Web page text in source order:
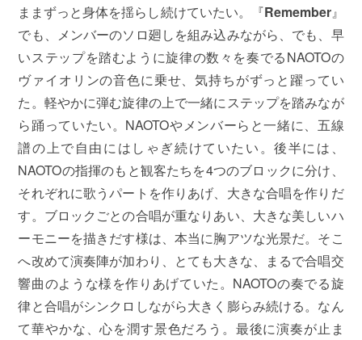
ままずっと身体を揺らし続けていたい。『Remember』
でも、メンバーのソロ廻しを組み込みながら、でも、早
いステップを踏むように旋律の数々を奏でるNAOTOの
ヴァイオリンの音色に乗せ、気持ちがずっと躍ってい
た。軽やかに弾む旋律の上で一緒にステップを踏みなが
ら踊っていたい。NAOTOやメンバーらと一緒に、五線
譜の上で自由にはしゃぎ続けていたい。後半には、
NAOTOの指揮のもと観客たちを4つのブロックに分け、
それぞれに歌うパートを作りあげ、大きな合唱を作りだ
す。ブロックごとの合唱が重なりあい、大きな美しいハ
ーモニーを描きだす様は、本当に胸アツな光景だ。そこ
へ改めて演奏陣が加わり、とても大きな、まるで合唱交
響曲のような様を作りあげていた。NAOTOの奏でる旋
律と合唱がシンクロしながら大きく膨らみ続ける。なん
て華やかな、心を潤す景色だろう。最後に演奏が止ま